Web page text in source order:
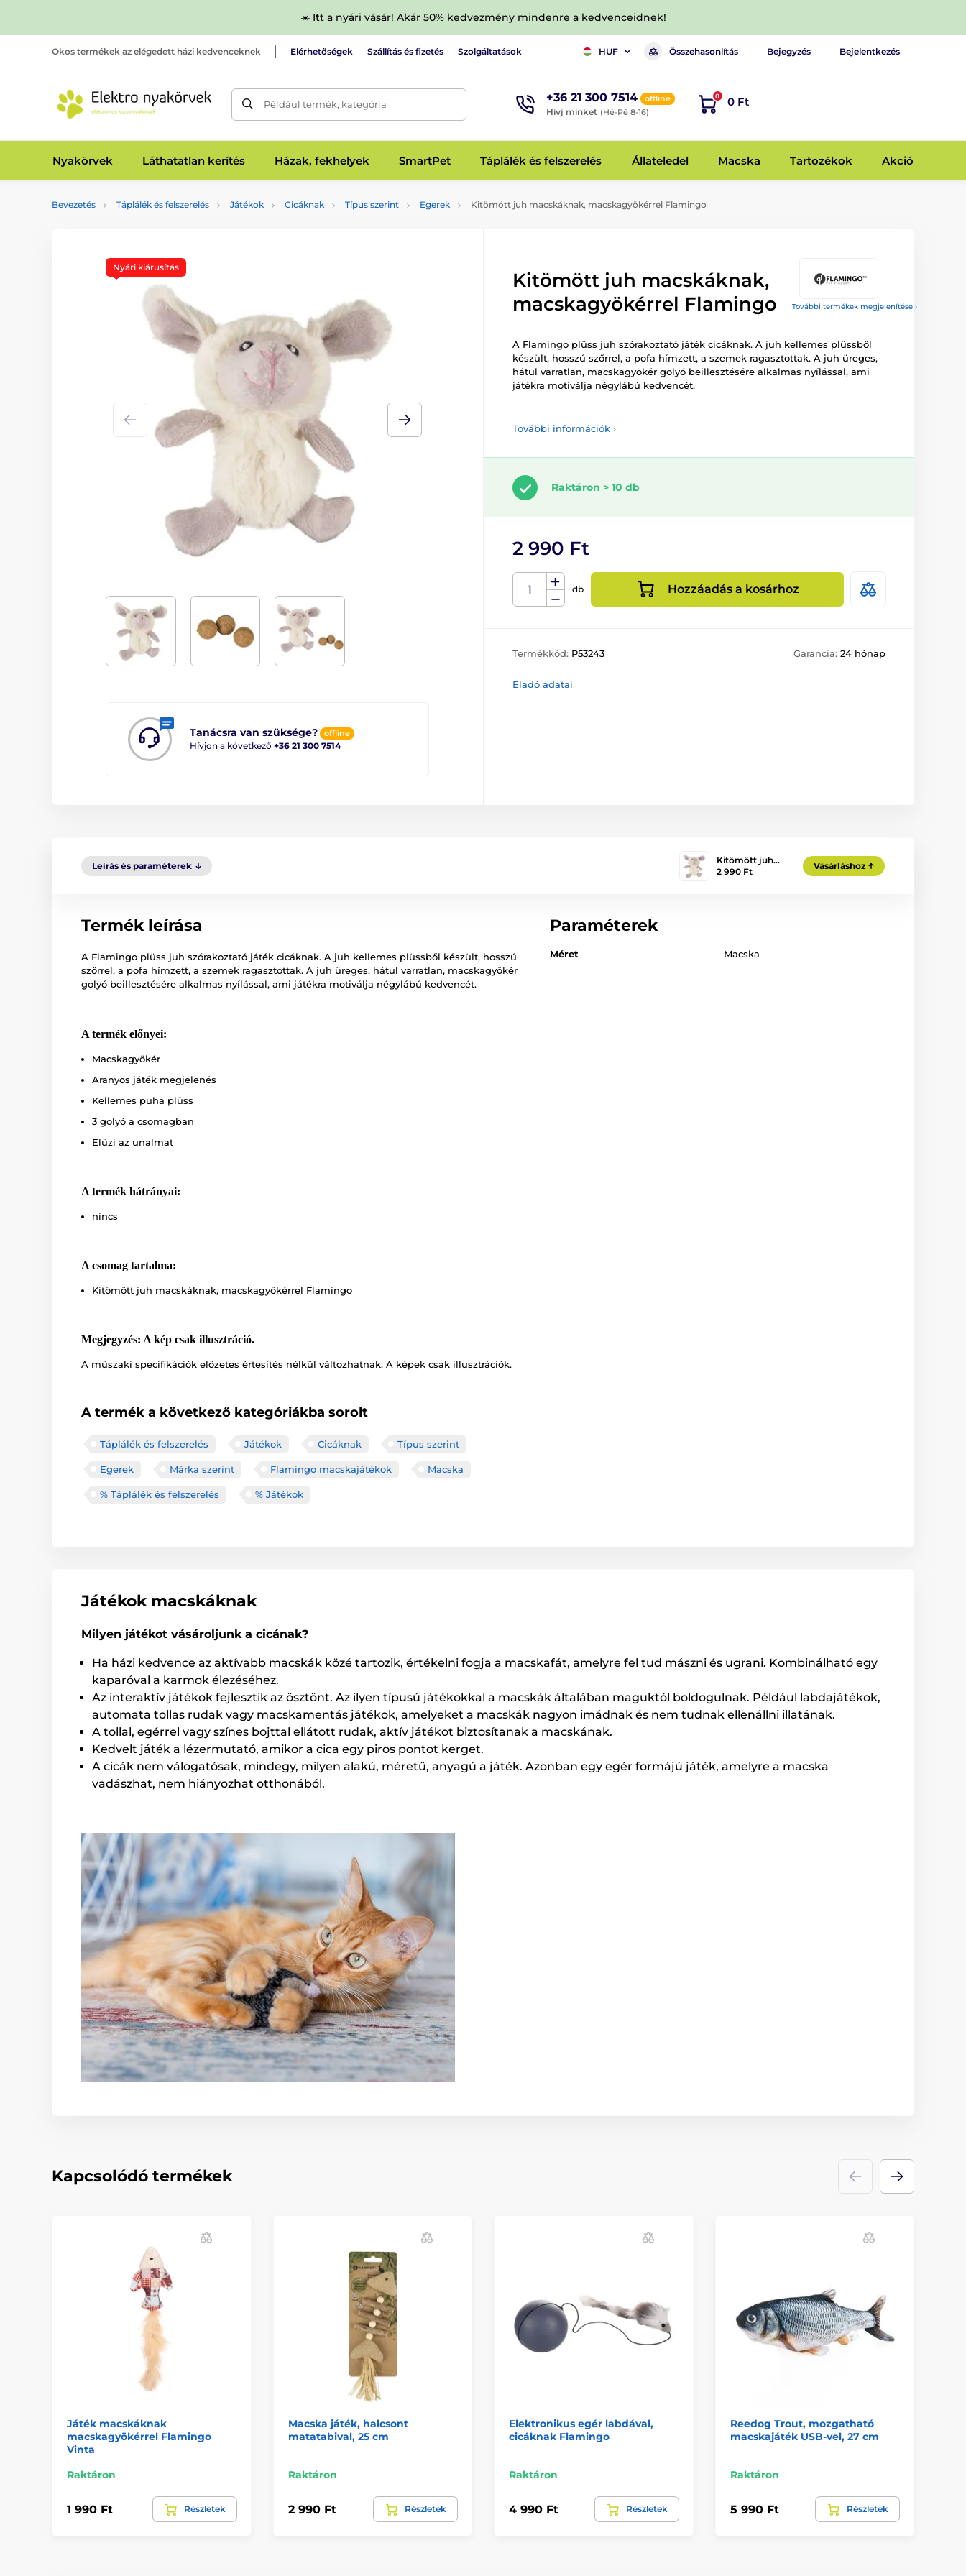
☀️ Itt a nyári vásár! Akár 50% kedvezmény mindenre a kedvenceidnek!
Okos termékek az elégedett házi kedvenceknek Elérhetőségek Szállítás és fizetés Szolgáltatások HUF Összehasonlítás Bejegyzés Bejelentkezés
Például termék, kategória +36 21 300 7514 offline
Hívj minket (Hé-Pé 8-16)
0 0 Ft
Nyakörvek Láthatatlan kerítés Házak, fekhelyek SmartPet Táplálék és felszerelés Állateledel Macska Tartozékok Akció
Bevezetés Táplálék és felszerelés Játékok Cicáknak Típus szerint Egerek Kitömött juh macskáknak, macskagyökérrel Flamingo
További termékek megjelenítése ›
Tanácsra van szüksége? offline
Hívjon a következő +36 21 300 7514
Nyári kiárusítás
Kitömött juh macskáknak,
macskagyökérrel Flamingo
A Flamingo plüss juh szórakoztató játék cicáknak. A juh kellemes plüssből
készült, hosszú szőrrel, a pofa hímzett, a szemek ragasztottak. A juh üreges,
hátul varratlan, macskagyökér golyó beillesztésére alkalmas nyílással, ami
játékra motiválja négylábú kedvencét.
További információk ›
Raktáron > 10 db
2 990 Ft
db Hozzáadás a kosárhoz
Termékkód: P53243 Garancia: 24 hónap
Eladó adatai
Leírás és paraméterek
Kitömött juh…
2 990 Ft
Vásárláshoz
Termék leírása
A Flamingo plüss juh szórakoztató játék cicáknak. A juh kellemes plüssből készült, hosszú
szőrrel, a pofa hímzett, a szemek ragasztottak. A juh üreges, hátul varratlan, macskagyökér
golyó beillesztésére alkalmas nyílással, ami játékra motiválja négylábú kedvencét.
A termék előnyei:
Macskagyökér
Aranyos játék megjelenés
Kellemes puha plüss
3 golyó a csomagban
Elűzi az unalmat
A termék hátrányai:
nincs
A csomag tartalma:
Kitömött juh macskáknak, macskagyökérrel Flamingo
Megjegyzés: A kép csak illusztráció.
A műszaki specifikációk előzetes értesítés nélkül változhatnak. A képek csak illusztrációk.
A termék a következő kategóriákba sorolt
Táplálék és felszerelés Játékok Cicáknak Típus szerint
Egerek Márka szerint Flamingo macskajátékok Macska
% Táplálék és felszerelés % Játékok
Paraméterek
Méret Macska
Játékok macskáknak
Milyen játékot vásároljunk a cicának?
Ha házi kedvence az aktívabb macskák közé tartozik, értékelni fogja a macskafát, amelyre fel tud mászni és ugrani. Kombinálható egy
kaparóval a karmok élezéséhez.
Az interaktív játékok fejlesztik az ösztönt. Az ilyen típusú játékokkal a macskák általában maguktól boldogulnak. Például labdajátékok,
automata tollas rudak vagy macskamentás játékok, amelyeket a macskák nagyon imádnak és nem tudnak ellenállni illatának.
A tollal, egérrel vagy színes bojttal ellátott rudak, aktív játékot biztosítanak a macskának.
Kedvelt játék a lézermutató, amikor a cica egy piros pontot kerget.
A cicák nem válogatósak, mindegy, milyen alakú, méretű, anyagú a játék. Azonban egy egér formájú játék, amelyre a macska
vadászhat, nem hiányozhat otthonából.
Kapcsolódó termékek
Játék macskáknak
macskagyökérrel Flamingo
Vinta
Raktáron
1 990 Ft Részletek
Macska játék, halcsont
matatabival, 25 cm
Raktáron
2 990 Ft Részletek
Elektronikus egér labdával,
cicáknak Flamingo
Raktáron
4 990 Ft Részletek
Reedog Trout, mozgatható
macskajáték USB-vel, 27 cm
Raktáron
5 990 Ft Részletek